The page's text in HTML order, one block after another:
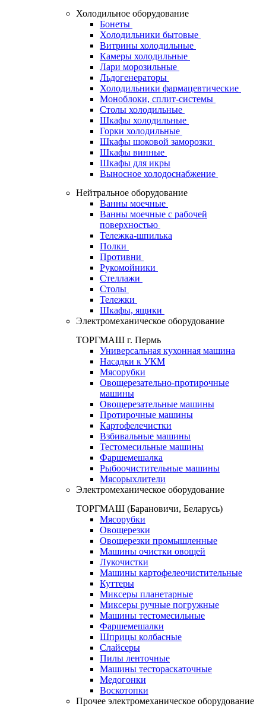
Холодильное оборудование
Бонеты
Холодильники бытовые
Витрины холодильные
Камеры холодильные
Лари морозильные
Льдогенераторы
Холодильники фармацевтические
Моноблоки, сплит-системы
Столы холодильные
Шкафы холодильные
Горки холодильные
Шкафы шоковой заморозки
Шкафы винные
Шкафы для икры
Выносное холодоснабжение
Нейтральное оборудование
Ванны моечные
Ванны моечные с рабочей
поверхностью
Тележка-шпилька
Полки
Противни
Рукомойники
Стеллажи
Столы
Тележки
Шкафы, ящики
Электромеханическое оборудование
ТОРГМАШ г. Пермь
Универсальная кухонная машина
Насадки к УКМ
Мясорубки
Овощерезательно-протирочные
машины
Овощерезательные машины
Протирочные машины
Картофелечистки
Взбивальные машины
Тестомесильные машины
Фаршемешалка
Рыбоочистительные машины
Мясорыхлители
Электромеханическое оборудование
ТОРГМАШ (Барановичи, Беларусь)
Мясорубки
Овощерезки
Овощерезки промышленные
Машины очистки овощей
Лукочистки
Машины картофелеочистительные
Куттеры
Миксеры планетарные
Миксеры ручные погружные
Машины тестомесильные
Фаршемешалки
Шприцы колбасные
Слайсеры
Пилы ленточные
Машины тестораскаточные
Медогонки
Воскотопки
Прочее электромеханическое оборудование